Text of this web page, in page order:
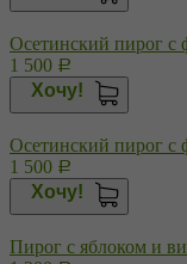
Осетинский пирог с
1 500 Р
Хочу!
Осетинский пирог с
1 500 Р
Хочу!
Пирог с яблоком и